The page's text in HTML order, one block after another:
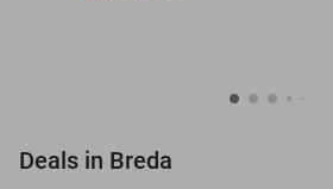
Deals in Breda